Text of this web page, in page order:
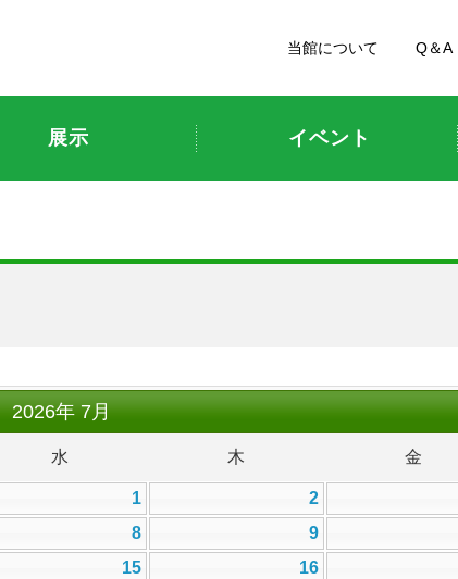
当館について
Q＆A
展示 イベント
2026年7月
水 木 金
1 2
8 9
15 16